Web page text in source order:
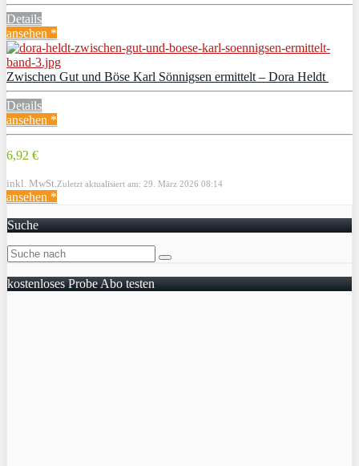
Details
ansehen *
Zwischen Gut und Böse Karl Sönnigsen ermittelt – Dora Heldt
Details
ansehen *
6,92 €
inkl. MwSt. Zuletzt aktualisiert am: 29. März 2026 08:14
ansehen *
Suche
kostenloses Probe Abo testen